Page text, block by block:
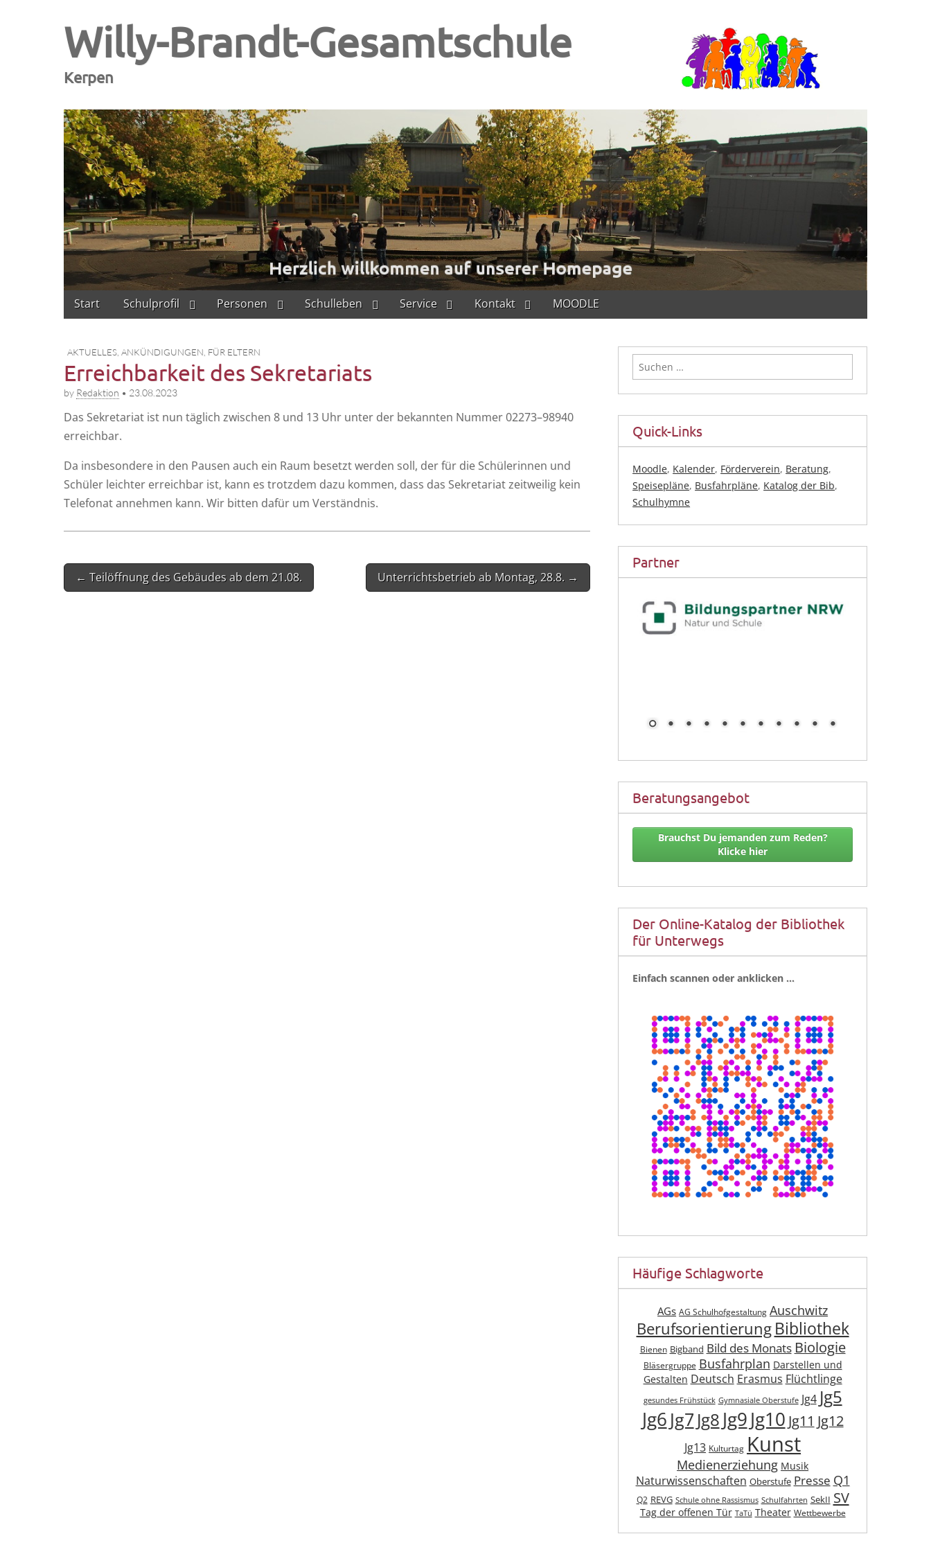
Willy-Brandt-Gesamtschule
Kerpen
Main
menu
Skip
to
Start Schulprofil Personen Schulleben Service Kontakt MOODLE
AKTUELLES ANKÜNDIGUNGEN FÜR ELTERN
Erreichbarkeit des Sekretariats
by Redaktion • 23.08.2023
Das Sekre­ta­ri­at ist nun täg­lich zwi­schen 8 und 13 Uhr unter der bekann­ten Num­mer 02273–98940
erreichbar.
Da ins­be­son­de­re in den Pau­sen auch ein Raum besetzt wer­den soll, der für die Schü­le­rin­nen und
Schü­ler leich­ter erreich­bar ist, kann es trotz­dem dazu kom­men, dass das Sekre­ta­ri­at zeit­wei­lig kein
Tele­fo­nat anneh­men kann. Wir bit­ten dafür um Verständnis.
Post
navigation
← Teilöffnung des Gebäudes ab dem 21.08. Unterrichtsbetrieb ab Montag, 28.8. →
Suchen
nach:
Quick-Links
Moodle, Kalender, Förderverein, Beratung,
Speisepläne, Busfahrpläne, Katalog der Bib,
Schulhymne
Partner
Beratungsangebot
Brauchst Du jemanden zum Reden?
Klicke hier
Der Online-Katalog der Bibliothek
für Unterwegs
Ein­fach scan­nen oder anklicken …
Häufige Schlagworte
AGs AG Schulhofgestaltung Auschwitz
Berufsorientierung Bibliothek
Bienen Bigband Bild des Monats Biologie
Bläsergruppe Busfahrplan Darstellen und
Gestalten Deutsch Erasmus Flüchtlinge
gesundes Frühstück Gymnasiale Oberstufe Jg4 Jg5
Jg6 Jg7 Jg8 Jg9Jg10 Jg11 Jg12
Jg13 Kulturtag Kunst
Medienerziehung Musik
Naturwissenschaften Oberstufe Presse Q1
Q2 REVG Schule ohne Rassismus Schulfahrten SekII SV
Tag der offenen Tür TaTü Theater Wettbewerbe